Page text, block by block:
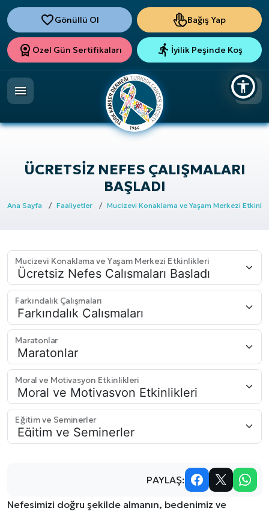
Gönüllü Ol Bağış Yap
Özel Gün Sertifikaları İyilik Peşinde Koş
ÜCRETSIZ NEFES ÇALIŞMALARI
BAŞLADI
Ana Sayfa Faaliyetler Mucizevi Konaklama ve Yaşam Merkezi
Mucizevi Konaklama ve Yaşam Merkezi Etkinlikleri
Farkındalık Çalışmaları
Maratonlar
Moral ve Motivasyon Etkinlikleri
Eğitim ve Seminerler
PAYLAŞ:
Nefesimizi doğru şekilde almanın, bedenimiz ve